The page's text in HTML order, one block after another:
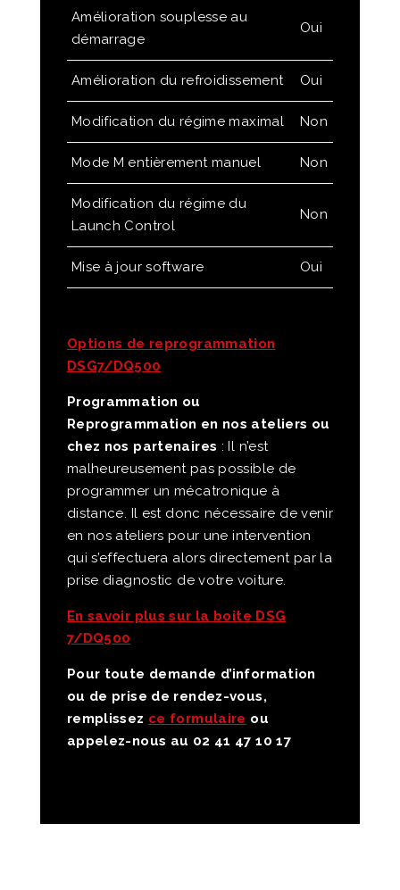
Amélioration souplesse au
démarrage
Oui
Amélioration du refroidissement Oui
Modification du régime maximal Non
Mode M entièrement manuel Non
Modification du régime du
Launch Control
Non
Mise à jour software Oui
Options de reprogrammation
DSG7/DQ500
Programmation ou
Reprogrammation en nos ateliers ou
chez nos partenaires : Il n’est
malheureusement pas possible de
programmer un mécatronique à
distance. Il est donc nécessaire de venir
en nos ateliers pour une intervention
qui s’effectuera alors directement par la
prise diagnostic de votre voiture.
En savoir plus sur la boite DSG
7/DQ500
Pour toute demande d’information
ou de prise de rendez-vous,
remplissez ce formulaire ou
appelez-nous au 02 41 47 10 17